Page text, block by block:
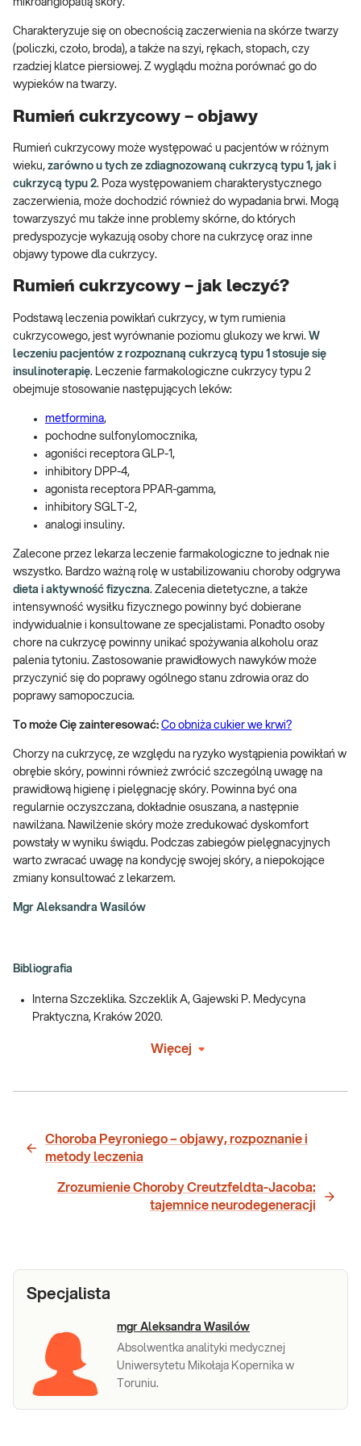
mikroangiopatią skóry.
Charakteryzuje się on obecnością zaczerwienia na skórze twarzy
(policzki, czoło, broda), a także na szyi, rękach, stopach, czy
rzadziej klatce piersiowej. Z wyglądu można porównać go do
wypieków na twarzy.
Rumień cukrzycowy – objawy
Rumień cukrzycowy może występować u pacjentów w różnym
wieku, zarówno u tych ze zdiagnozowaną cukrzycą typu 1, jak i
cukrzycą typu 2. Poza występowaniem charakterystycznego
zaczerwienia, może dochodzić również do wypadania brwi. Mogą
towarzyszyć mu także inne problemy skórne, do których
predyspozycje wykazują osoby chore na cukrzycę oraz inne
objawy typowe dla cukrzycy.
Rumień cukrzycowy – jak leczyć?
Podstawą leczenia powikłań cukrzycy, w tym rumienia
cukrzycowego, jest wyrównanie poziomu glukozy we krwi. W
leczeniu pacjentów z rozpoznaną cukrzycą typu 1 stosuje się
insulinoterapię. Leczenie farmakologiczne cukrzycy typu 2
obejmuje stosowanie następujących leków:
metformina,
pochodne sulfonylomocznika,
agoniści receptora GLP-1,
inhibitory DPP-4,
agonista receptora PPAR-gamma,
inhibitory SGLT-2,
analogi insuliny.
Zalecone przez lekarza leczenie farmakologiczne to jednak nie
wszystko. Bardzo ważną rolę w ustabilizowaniu choroby odgrywa
dieta i aktywność fizyczna. Zalecenia dietetyczne, a także
intensywność wysiłku fizycznego powinny być dobierane
indywidualnie i konsultowane ze specjalistami. Ponadto osoby
chore na cukrzycę powinny unikać spożywania alkoholu oraz
palenia tytoniu. Zastosowanie prawidłowych nawyków może
przyczynić się do poprawy ogólnego stanu zdrowia oraz do
poprawy samopoczucia.
To może Cię zainteresować: Co obniża cukier we krwi?
Chorzy na cukrzycę, ze względu na ryzyko wystąpienia powikłań w
obrębie skóry, powinni również zwrócić szczególną uwagę na
prawidłową higienę i pielęgnację skóry. Powinna być ona
regularnie oczyszczana, dokładnie osuszana, a następnie
nawilżana. Nawilżenie skóry może zredukować dyskomfort
powstały w wyniku świądu. Podczas zabiegów pielęgnacyjnych
warto zwracać uwagę na kondycję swojej skóry, a niepokojące
zmiany konsultować z lekarzem.
Mgr Aleksandra Wasilów
Bibliografia
Interna Szczeklika. Szczeklik A, Gajewski P. Medycyna
Praktyczna, Kraków 2020.
Więcej
Choroba Peyroniego – objawy, rozpoznanie i
metody leczenia
Zrozumienie Choroby Creutzfeldta-Jacoba:
tajemnice neurodegeneracji
Specjalista
mgr Aleksandra Wasilów
Absolwentka analityki medycznej
Uniwersytetu Mikołaja Kopernika w
Toruniu.